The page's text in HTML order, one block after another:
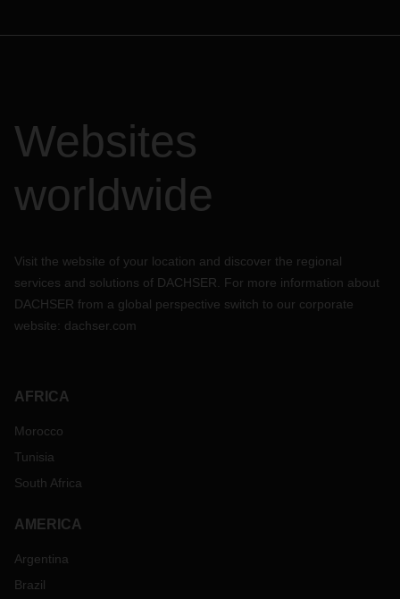
Websites
worldwide
Visit the website of your location and discover the regional
services and solutions of DACHSER. For more information about
DACHSER from a global perspective switch to our corporate
website: dachser.com
AFRICA
Morocco
Tunisia
South Africa
AMERICA
Argentina
Brazil